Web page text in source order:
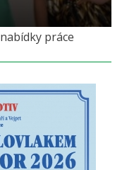
práce